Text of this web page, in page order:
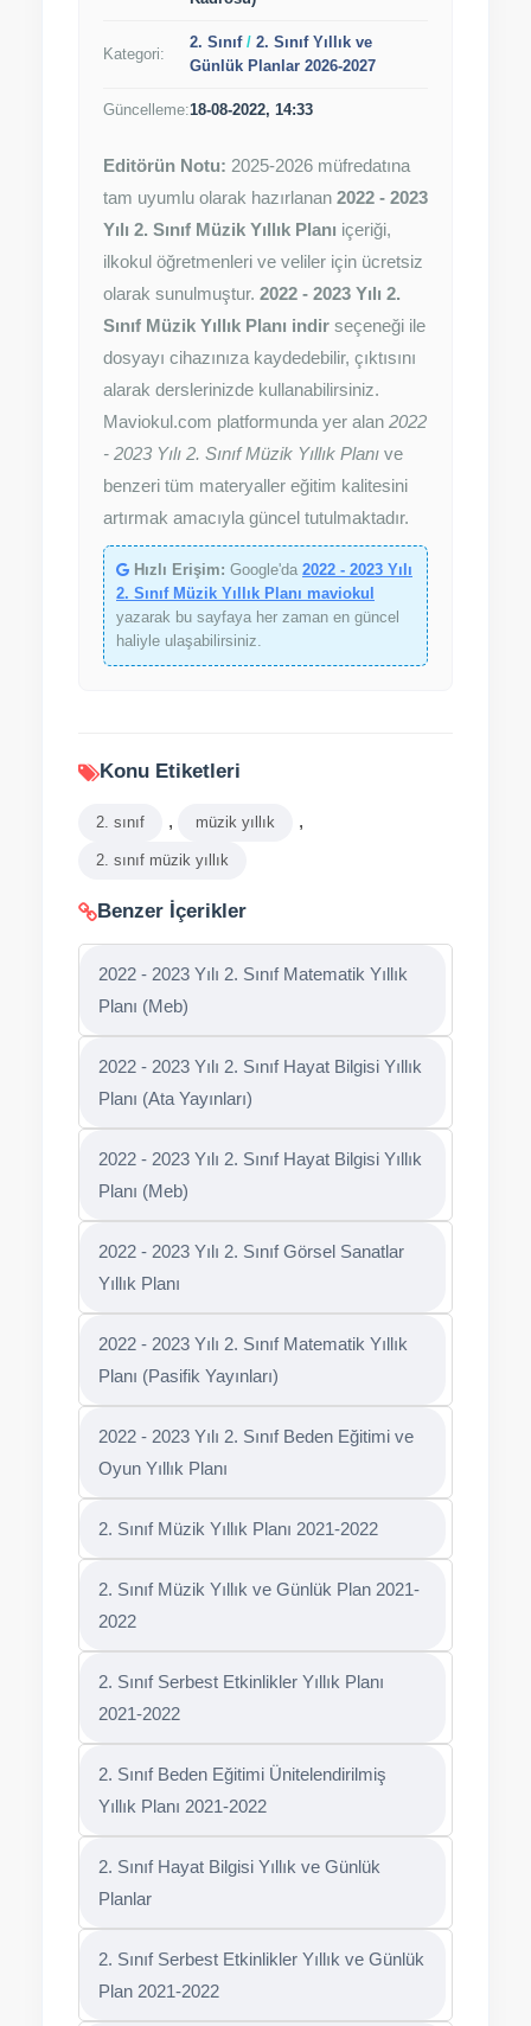
Kadrosu)
Kategori:
18-08-2022, 14:33
Editörün Notu: 2025-2026 müfredatına
tam uyumlu olarak hazırlanan 2022 - 2023
Yılı 2. Sınıf Müzik Yıllık Planı içeriği,
ilkokul öğretmenleri ve veliler için ücretsiz
olarak sunulmuştur. 2022 - 2023 Yılı 2.
Sınıf Müzik Yıllık Planı indir seçeneği ile
dosyayı cihazınıza kaydedebilir, çıktısını
alarak derslerinizde kullanabilirsiniz.
Maviokul.com platformunda yer alan 2022
- 2023 Yılı 2. Sınıf Müzik Yıllık Planı ve
benzeri tüm materyaller eğitim kalitesini
artırmak amacıyla güncel tutulmaktadır.
Hızlı Erişim: Google'da 2022 - 2023 Yılı
2. Sınıf Müzik Yıllık Planı maviokul
yazarak bu sayfaya her zaman en güncel
haliyle ulaşabilirsiniz.
Konu Etiketleri
, müzik yıllık ,
2. sınıf müzik yıllık
Benzer İçerikler
2022 - 2023 Yılı 2. Sınıf Matematik Yıllık
Planı (Meb)
2022 - 2023 Yılı 2. Sınıf Hayat Bilgisi Yıllık
Planı (Ata Yayınları)
2022 - 2023 Yılı 2. Sınıf Hayat Bilgisi Yıllık
Planı (Meb)
2022 - 2023 Yılı 2. Sınıf Görsel Sanatlar
Yıllık Planı
2022 - 2023 Yılı 2. Sınıf Matematik Yıllık
Planı (Pasifik Yayınları)
2022 - 2023 Yılı 2. Sınıf Beden Eğitimi ve
Oyun Yıllık Planı
2. Sınıf Müzik Yıllık Planı 2021-2022
2. Sınıf Müzik Yıllık ve Günlük Plan 2021-
2022
2. Sınıf Serbest Etkinlikler Yıllık Planı
2021-2022
2. Sınıf Beden Eğitimi Ünitelendirilmiş
Yıllık Planı 2021-2022
2. Sınıf Hayat Bilgisi Yıllık ve Günlük
Planlar
2. Sınıf Serbest Etkinlikler Yıllık ve Günlük
Plan 2021-2022